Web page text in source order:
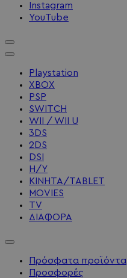
Instagram
YouTube
Playstation
XBOX
PSP
SWITCH
WII / WII U
3DS
2DS
DSI
Η/Υ
ΚΙΝΗΤΑ/TABLET
MOVIES
TV
ΔΙΑΦΟΡΑ
Πρόσφατα προϊόντα
Προσφορές